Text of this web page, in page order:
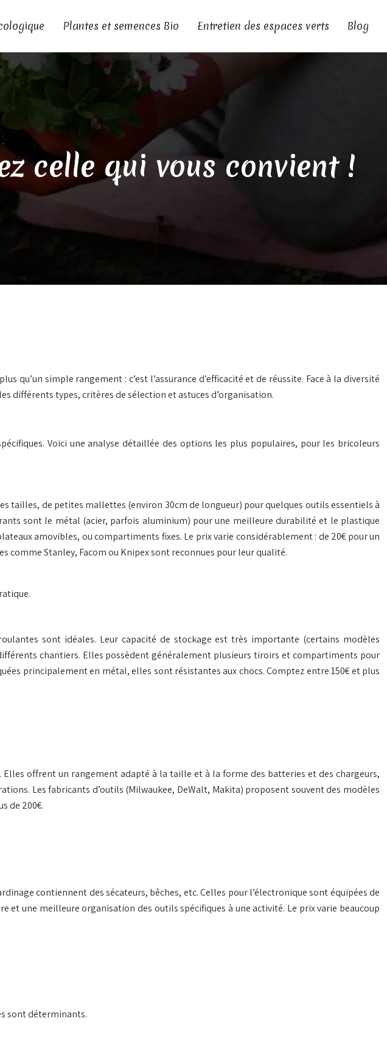
Plantes et semences Bio Entretien des espaces verts Blog
celle qui vous convient !
simple rangement : c’est l’assurance d’efficacité et de réussite. Face à la diversité
différents types, critères de sélection et astuces d’organisation.
Voici une analyse détaillée des options les plus populaires, pour les bricoleurs
tailles, de petites mallettes (environ 30cm de longueur) pour quelques outils essentiels à
sont le métal (acier, parfois aluminium) pour une meilleure durabilité et le plastique
amovibles, ou compartiments fixes. Le prix varie considérablement : de 20€ pour un
comme Stanley, Facom ou Knipex sont reconnues pour leur qualité.
sont idéales. Leur capacité de stockage est très importante (certains modèles
chantiers. Elles possèdent généralement plusieurs tiroirs et compartiments pour
principalement en métal, elles sont résistantes aux chocs. Comptez entre 150€ et plus
offrent un rangement adapté à la taille et à la forme des batteries et des chargeurs,
Les fabricants d’outils (Milwaukee, DeWalt, Makita) proposent souvent des modèles
de 200€.
contiennent des sécateurs, bêches, etc. Celles pour l’électronique sont équipées de
une meilleure organisation des outils spécifiques à une activité. Le prix varie beaucoup
sont déterminants.